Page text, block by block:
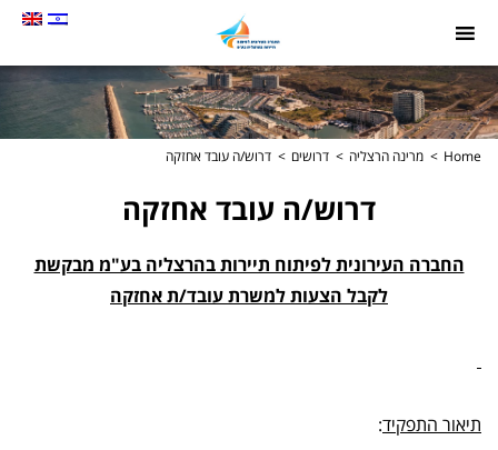
כקישור
לעמוד
הבית
Home מרינה הרצליה דרושים דרוש/ה עובד אחזקה
דרוש/ה עובד אחזקה
החברה העירונית לפיתוח תיירות בהרצליה בע"מ מבקשת
לקבל הצעות למשרת עובד/ת אחזקה
תיאור התפקיד: